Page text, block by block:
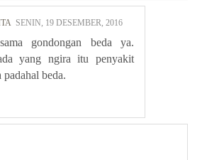
SENIN, 19 DESEMBER, 2016
gondongan beda ya.
yang ngira itu penyakit
padahal beda.